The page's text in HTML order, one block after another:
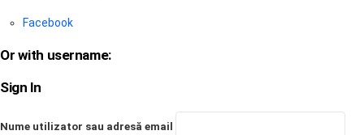
Facebook
Or with username:
Sign In
Nume utilizator sau adresă email